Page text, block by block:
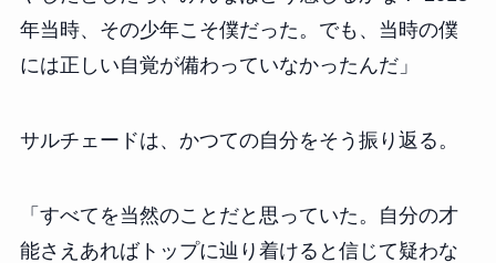
年当時、その少年こそ僕だった。でも、当時の僕
には正しい自覚が備わっていなかったんだ」
サルチェードは、かつての自分をそう振り返る。
「すべてを当然のことだと思っていた。自分の才
能さえあればトップに辿り着けると信じて疑わな